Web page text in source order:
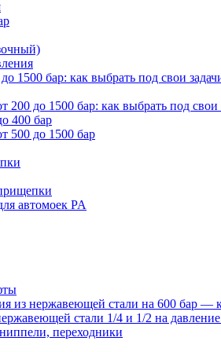
1500 бар: как выбрать под свои
200 до 1500 бар: как выбрать под свои
400 бар
500 до 1500 бар
автомоек PA
из нержавеющей стали на 600 бар —
стали 1/4 и 1/2 на
переходники